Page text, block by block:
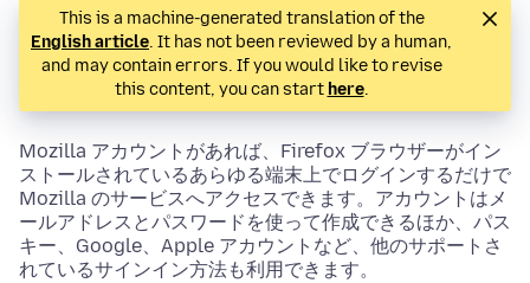
This is a machine-generated translation of the
English article. It has not been reviewed by a human,
and may contain errors. If you would like to revise
this content, you can start here.
Mozilla アカウントがあれば、Firefox ブラウザーがイン
ストールされているあらゆる端末上でログインするだけで
Mozilla のサービスへアクセスできます。アカウントはメ
ールアドレスとパスワードを使って作成できるほか、パス
キー、Google、Apple アカウントなど、他のサポートさ
れているサインイン方法も利用できます。